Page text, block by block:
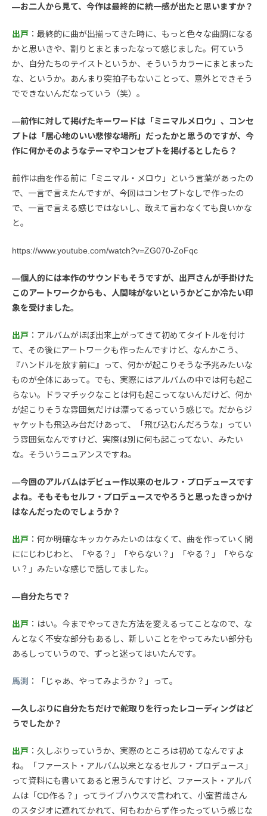
—お二人から見て、今作は最終的に統一感が出たと思いますか？
出戸 ：最終的に曲が出揃ってきた時に、もっと色々な曲調になる
かと思いきや、割りとまとまったなって感じました。何ていう
か、自分たちのテイストというか、そういうカラーにまとまった
な、というか。あんまり突拍子もないことって、意外とできそう
でできないんだなっていう（笑）。
—前作に対して掲げたキーワードは「ミニマルメロウ」、コンセ
プトは「居心地のいい悲惨な場所」だったかと思うのですが、今
作に何かそのようなテーマやコンセプトを掲げるとしたら？
前作は曲を作る前に「ミニマル・メロウ」という言葉があったの
で、一言で言えたんですが、今回はコンセプトなしで作ったの
で、一言で言える感じではないし、敢えて言わなくても良いかな
と。
https://www.youtube.com/watch?v=ZG070-ZoFqc
—個人的には本作のサウンドもそうですが、出戸さんが手掛けた
このアートワークからも、人間味がないというかどこか冷たい印
象を受けました。
出戸 ：アルバムがほぼ出来上がってきて初めてタイトルを付け
て、その後にアートワークも作ったんですけど、なんかこう、
『ハンドルを放す前に』って、何かが起こりそうな予兆みたいな
ものが全体にあって。でも、実際にはアルバムの中では何も起こ
らない。ドラマチックなことは何も起こってないんだけど、何か
が起こりそうな雰囲気だけは漂ってるっていう感じで。だからジ
ャケットも飛込み台だけあって、「飛び込むんだろうな」ってい
う雰囲気なんですけど、実際は別に何も起こってない、みたい
な。そういうニュアンスですね。
—今回のアルバムはデビュー作以来のセルフ・プロデュースです
よね。そもそもセルフ・プロデュースでやろうと思ったきっかけ
はなんだったのでしょうか？
出戸 ：何か明確なキッカケみたいのはなくて、曲を作っていく間
ににじわじわと、「やる？」「やらない？」「やる？」「やらな
い？」みたいな感じで話してました。
—自分たちで？
出戸 ：はい。今までやってきた方法を変えるってことなので、な
んとなく不安な部分もあるし、新しいことをやってみたい部分も
あるしっていうので、ずっと迷ってはいたんです。
馬渕 ：「じゃあ、やってみようか？」って。
—久しぶりに自分たちだけで舵取りを行ったレコーディングはど
うでしたか？
出戸 ：久しぶりっていうか、実際のところは初めてなんですよ
ね。「ファースト・アルバム以来となるセルフ・プロデュース」
って資料にも書いてあると思うんですけど、ファースト・アルバ
ムは「CD作る？」ってライブハウスで言われて、小室哲哉さん
のスタジオに連れてかれて、何もわからず作ったっていう感じな